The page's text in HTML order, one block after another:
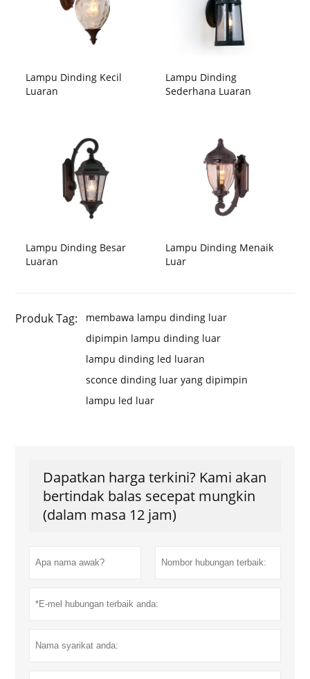
Lampu Dinding Kecil
Luaran
Lampu Dinding
Sederhana Luaran
Lampu Dinding Besar
Luaran
Lampu Dinding Menaik
Luar
Produk Tag:
membawa lampu dinding luar
dipimpin lampu dinding luar
lampu dinding led luaran
sconce dinding luar yang dipimpin
lampu led luar
Dapatkan harga terkini? Kami akan
bertindak balas secepat mungkin
(dalam masa 12 jam)